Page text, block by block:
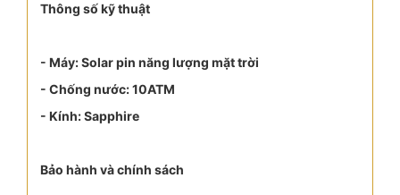
Thông số kỹ thuật
- Máy: Solar pin năng lượng mặt trời
- Chống nước: 10ATM
- Kính: Sapphire
Bảo hành và chính sách